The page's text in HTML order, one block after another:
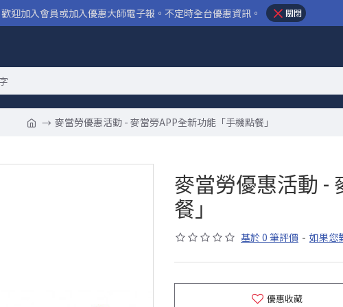
歡迎加入會員或加入優惠大師電子報。不定時全台優惠資訊。 關閉
麥當勞優惠活動 - 麥當勞APP全新功能「手機點餐」
麥當勞優惠活動 -
餐」
基於 0 筆評價 - 如果您
優惠收藏